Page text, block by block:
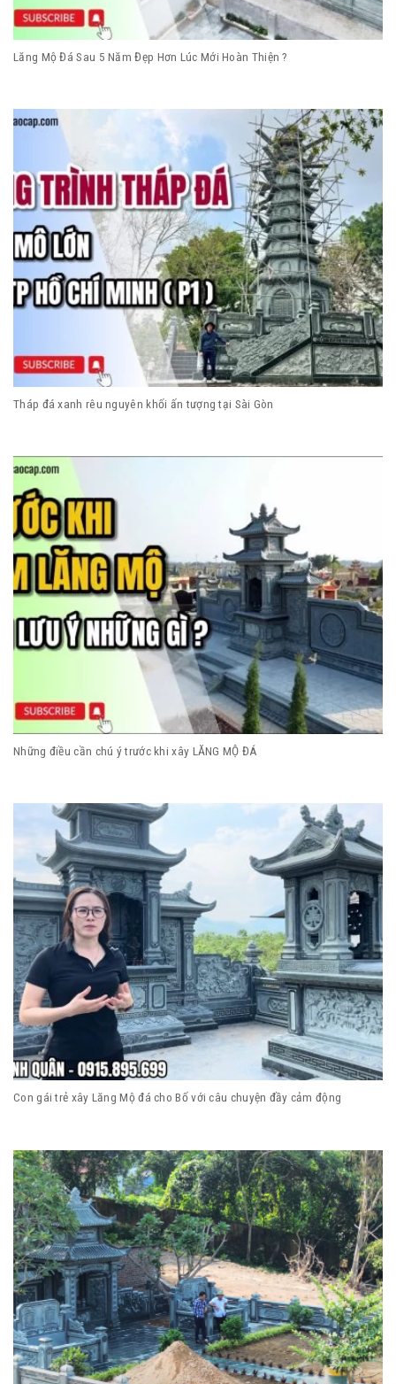
Lăng Mộ Đá Sau 5 Năm Đẹp Hơn Lúc Mới Hoàn Thiện ?
Tháp đá xanh rêu nguyên khối ấn tượng tại Sài Gòn
Những điều cần chú ý trước khi xây LĂNG MỘ ĐÁ
Con gái trẻ xây Lăng Mộ đá cho Bố với câu chuyện đầy cảm động